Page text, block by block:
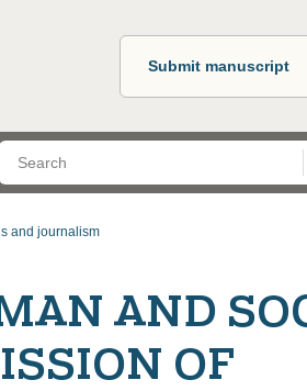
Submit manuscript
and journalism
AND
OF